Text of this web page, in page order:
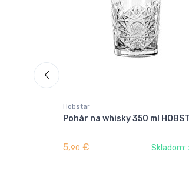
Hobstar
Pohár na whisky 350 ml
5,90 € Skladom: